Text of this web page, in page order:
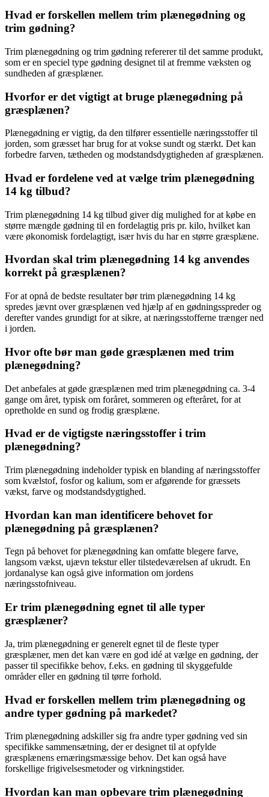
Hvad er forskellen mellem trim plænegødning og
trim gødning?
Trim plænegødning og trim gødning refererer til det samme produkt,
som er en speciel type gødning designet til at fremme væksten og
sundheden af græsplæner.
Hvorfor er det vigtigt at bruge plænegødning på
græsplænen?
Plænegødning er vigtig, da den tilfører essentielle næringsstoffer til
jorden, som græsset har brug for at vokse sundt og stærkt. Det kan
forbedre farven, tætheden og modstandsdygtigheden af græsplænen.
Hvad er fordelene ved at vælge trim plænegødning
14 kg tilbud?
Trim plænegødning 14 kg tilbud giver dig mulighed for at købe en
større mængde gødning til en fordelagtig pris pr. kilo, hvilket kan
være økonomisk fordelagtigt, især hvis du har en større græsplæne.
Hvordan skal trim plænegødning 14 kg anvendes
korrekt på græsplænen?
For at opnå de bedste resultater bør trim plænegødning 14 kg
spredes jævnt over græsplænen ved hjælp af en gødningsspreder og
derefter vandes grundigt for at sikre, at næringsstofferne trænger ned
i jorden.
Hvor ofte bør man gøde græsplænen med trim
plænegødning?
Det anbefales at gøde græsplænen med trim plænegødning ca. 3-4
gange om året, typisk om foråret, sommeren og efteråret, for at
opretholde en sund og frodig græsplæne.
Hvad er de vigtigste næringsstoffer i trim
plænegødning?
Trim plænegødning indeholder typisk en blanding af næringsstoffer
som kvælstof, fosfor og kalium, som er afgørende for græssets
vækst, farve og modstandsdygtighed.
Hvordan kan man identificere behovet for
plænegødning på græsplænen?
Tegn på behovet for plænegødning kan omfatte blegere farve,
langsom vækst, ujævn tekstur eller tilstedeværelsen af ukrudt. En
jordanalyse kan også give information om jordens
næringsstofniveau.
Er trim plænegødning egnet til alle typer
græsplæner?
Ja, trim plænegødning er generelt egnet til de fleste typer
græsplæner, men det kan være en god idé at vælge en gødning, der
passer til specifikke behov, f.eks. en gødning til skyggefulde
områder eller en gødning til tørre forhold.
Hvad er forskellen mellem trim plænegødning og
andre typer gødning på markedet?
Trim plænegødning adskiller sig fra andre typer gødning ved sin
specifikke sammensætning, der er designet til at opfylde
græsplænens ernæringsmæssige behov. Det kan også have
forskellige frigivelsesmetoder og virkningstider.
Hvordan kan man opbevare trim plænegødning